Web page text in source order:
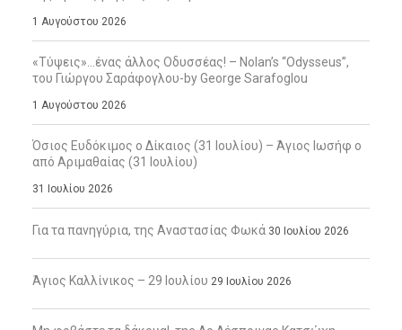
1 Αυγούστου 2026
«Τύψεις»…ένας άλλος Οδυσσέας! – Nolan’s “Odysseus”,
του Γιώργου Σαράφογλου-by George Sarafoglou
1 Αυγούστου 2026
Όσιος Ευδόκιμος ο Δίκαιος (31 Ιουλίου) – Άγιος Ιωσήφ ο
από Αριμαθαίας (31 Ιουλίου)
31 Ιουλίου 2026
Για τα πανηγύρια, της Αναστασίας Φωκά 30 Ιουλίου 2026
Άγιος Καλλίνικος – 29 Ιουλίου 29 Ιουλίου 2026